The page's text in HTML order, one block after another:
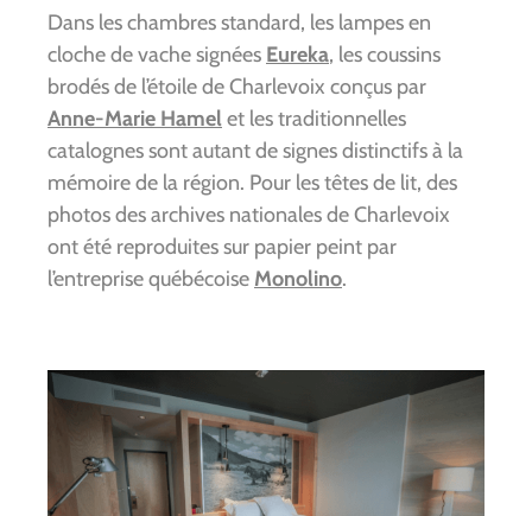
Dans les chambres standard, les lampes en
cloche de vache signées Eureka, les coussins
brodés de l’étoile de Charlevoix conçus par
Anne-Marie Hamelet les traditionnelles
catalognes sont autant de signes distinctifs à la
mémoire de la région. Pour les têtes de lit, des
photos des archives nationales de Charlevoix
ont été reproduites sur papier peint par
l’entreprise québécoise Monolino.